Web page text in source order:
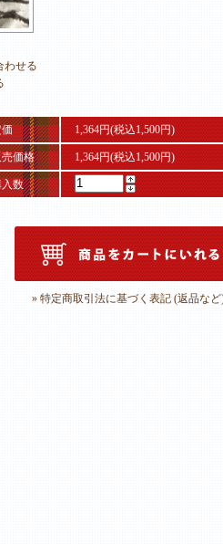
わせる
価 1,364円(税込1,500円)
価格 1,364円(税込1,500円)
数
» 特定商取引法に基づく表記 (返品など